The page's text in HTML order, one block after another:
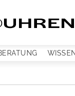
WISSEN